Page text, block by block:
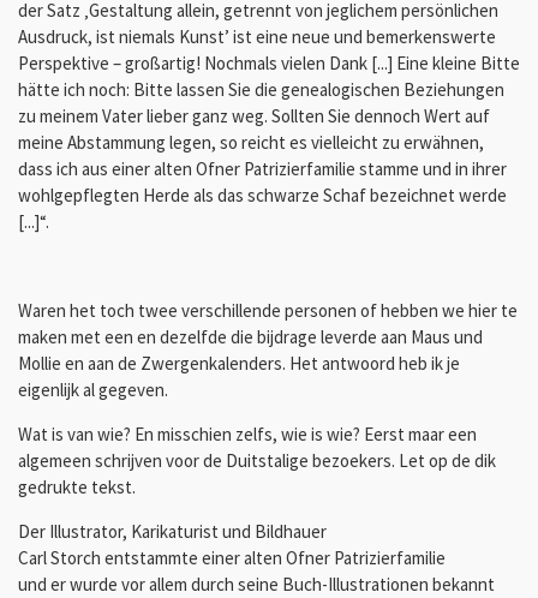
der Satz ‚Gestaltung allein, getrennt von jeglichem persönlichen
Ausdruck, ist niemals Kunst’ ist eine neue und bemerkenswerte
Perspektive – großartig! Nochmals vielen Dank [...] Eine kleine Bitte
hätte ich noch: Bitte lassen Sie die genealogischen Beziehungen
zu meinem Vater lieber ganz weg. Sollten Sie dennoch Wert auf
meine Abstammung legen, so reicht es vielleicht zu erwähnen,
dass ich aus einer alten Ofner Patrizierfamilie stamme und in ihrer
wohlgepflegten Herde als das schwarze Schaf bezeichnet werde
[...]“.
Waren het toch twee verschillende personen of hebben we hier te
maken met een en dezelfde die bijdrage leverde aan Maus und
Mollie en aan de Zwergenkalenders. Het antwoord heb ik je
eigenlijk al gegeven.
Wat is van wie? En misschien zelfs, wie is wie? Eerst maar een
algemeen schrijven voor de Duitstalige bezoekers. Let op de dik
gedrukte tekst.
Der Illustrator, Karikaturist und Bildhauer
Carl Storch entstammte einer alten Ofner Patrizierfamilie
und er wurde vor allem durch seine Buch-Illustrationen bekannt